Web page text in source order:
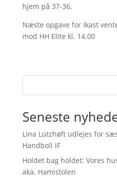
hjem på 37-36.
Næste opgave for Ikast
mod HH Elite kl. 14.00
Seneste
Lina Lützhøft udlejes for
Handboll IF
Holdet bag holdet: Vores
aka. Hamistolen